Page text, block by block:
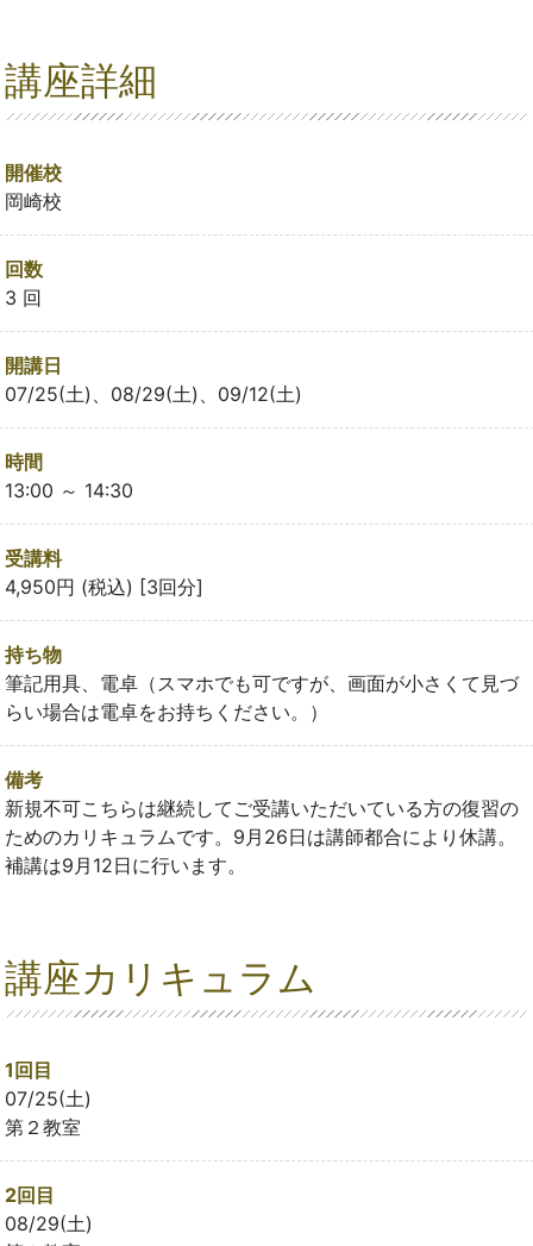
講座詳細
開催校
岡崎校
回数
3 回
開講日
07/25(土)、08/29(土)、09/12(土)
時間
13:00 ～ 14:30
受講料
4,950円 (税込) [3回分]
持ち物
筆記用具、電卓（スマホでも可ですが、画面が小さくて見づ
らい場合は電卓をお持ちください。）
備考
新規不可こちらは継続してご受講いただいている方の復習の
ためのカリキュラムです。9月26日は講師都合により休講。
補講は9月12日に行います。
講座カリキュラム
1回目
07/25(土)
第２教室
2回目
08/29(土)